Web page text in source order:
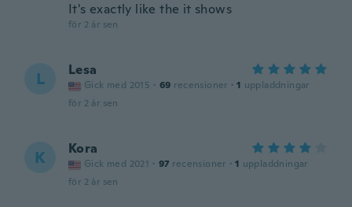
It's exactly like the it shows
för 2 år sen
L Lesa
Gick med 2015 · 69 recensioner · 1 uppladdningar
för 2 år sen
K Kora
Gick med 2021 · 97 recensioner · 1 uppladdningar
för 2 år sen